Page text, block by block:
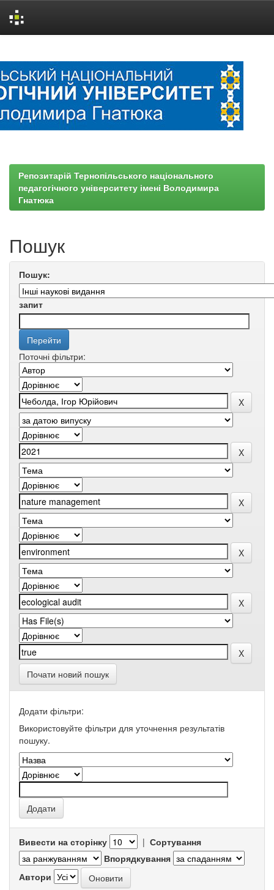
Репозитарій Тернопільського національного
педагогічного університету імені Володимира
Гнатюка
Пошук
Пошук:
запит
Поточні фільтри:
Почати новий пошук
Додати фільтри:
Використовуйте фільтри для уточнення результатів
пошуку.
Вивести на сторінку | Сортування
Впорядкування
Автори